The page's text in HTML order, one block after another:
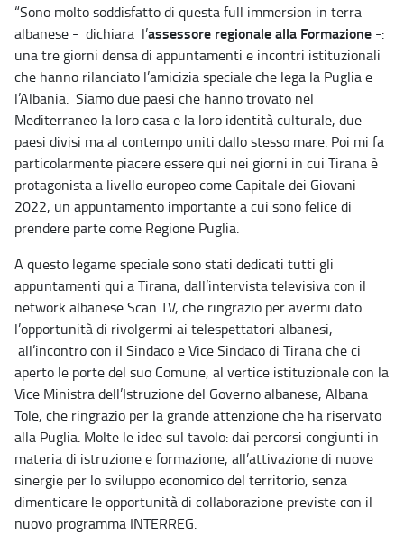
“Sono molto soddisfatto di questa full immersion in terra
albanese - dichiara l’assessore regionale alla Formazione -:
una tre giorni densa di appuntamenti e incontri istituzionali
che hanno rilanciato l’amicizia speciale che lega la Puglia e
l’Albania. Siamo due paesi che hanno trovato nel
Mediterraneo la loro casa e la loro identità culturale, due
paesi divisi ma al contempo uniti dallo stesso mare. Poi mi fa
particolarmente piacere essere qui nei giorni in cui Tirana è
protagonista a livello europeo come Capitale dei Giovani
2022, un appuntamento importante a cui sono felice di
prendere parte come Regione Puglia.
A questo legame speciale sono stati dedicati tutti gli
appuntamenti qui a Tirana, dall’intervista televisiva con il
network albanese Scan TV, che ringrazio per avermi dato
l’opportunità di rivolgermi ai telespettatori albanesi,
all’incontro con il Sindaco e Vice Sindaco di Tirana che ci
aperto le porte del suo Comune, al vertice istituzionale con la
Vice Ministra dell’Istruzione del Governo albanese, Albana
Tole, che ringrazio per la grande attenzione che ha riservato
alla Puglia. Molte le idee sul tavolo: dai percorsi congiunti in
materia di istruzione e formazione, all’attivazione di nuove
sinergie per lo sviluppo economico del territorio, senza
dimenticare le opportunità di collaborazione previste con il
nuovo programma INTERREG.